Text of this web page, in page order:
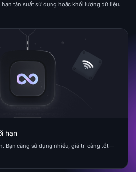
tần suất sử dụng hoặc khối lượng dữ liệu.
hạn
Bạn càng sử dụng nhiều, giá trị càng tốt—